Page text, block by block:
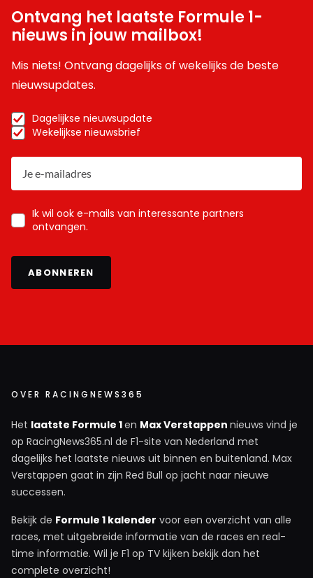
Ontvang het laatste Formule 1-
nieuws in jouw mailbox!
Mis niets! Ontvang dagelijks of wekelijks de beste
nieuwsupdates.
Dagelijkse nieuwsupdate
Wekelijkse nieuwsbrief
Ik wil ook e-mails van interessante partners
ontvangen.
ABONNEREN
OVER RACINGNEWS365
Het laatste Formule 1en Max Verstappen nieuws vind je
op RacingNews365.nl de F1-site van Nederland met
dagelijks het laatste nieuws uit binnen en buitenland. Max
Verstappen gaat in zijn Red Bull op jacht naar nieuwe
successen.
Bekijk de Formule 1 kalender voor een overzicht van alle
races, met uitgebreide informatie van de races en real-
time informatie. Wil je F1 op TV kijken bekijk dan het
complete overzicht!